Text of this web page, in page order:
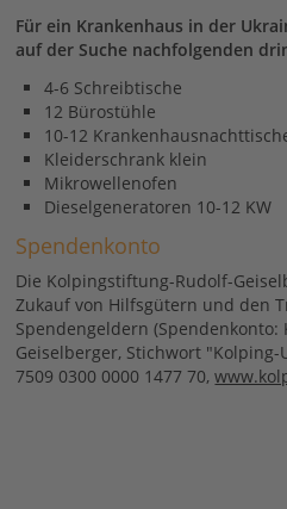
Für ein Krankenhaus in der
auf der Suche nachfolgenden
4-6 Schreibtische
12 Bürostühle
10-12
Kleiderschrank klein
Mikrowellenofen
Dieselgeneratoren 10-12 KW
Spendenkonto
Die Kolpingstiftung-Rudolf-
Zukauf von Hilfsgütern und den
Spendengeldern
Geiselberger, Stichwort "Kolping-
7509 0300 0000 1477 70,